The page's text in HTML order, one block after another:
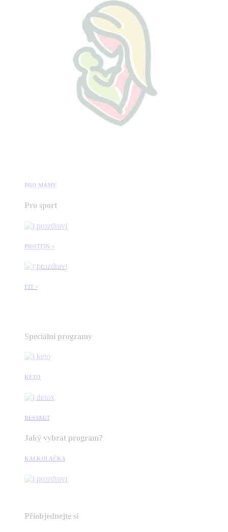
PRO MÁMY
Pro sport
PROTEIN +
FIT +
Speciální programy
KETO
RESTART
Jaký vybrat program?
KALKULAČKA
Přiobjednejte si